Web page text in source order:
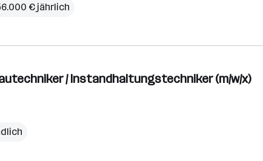
€ jährlich
/ Instandhaltungstechniker (m/w/x)